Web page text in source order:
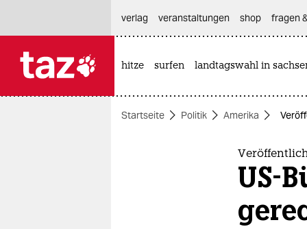
themen
verlag
veranstaltungen shop fragen
hitze surfen landtagswahl in
Startseite Politik Amerika
US-